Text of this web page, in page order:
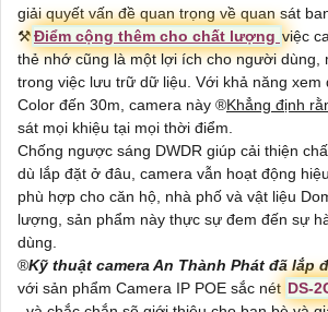
giải quyết vấn đề quan trọng về quan sát
⚒Điểm cộng thêm cho chất lượng việc
thẻ nhớ cũng là một lợi ích cho người dùng,
trong việc lưu trữ dữ liệu. Với khả năng xem
Color đến 30m, camera này ®️Khẳng định
sát mọi khiệu tại mọi thời điểm.
Chống ngược sáng DWDR giúp cải thiện
dù lắp đặt ở đâu, camera vẫn hoạt động
phù hợp cho căn hộ, nhà phố và vật liệu
lượng, sản phẩm này thực sự đem đến sự
dùng.
®️Kỹ thuật camera An Thành Phát đã lắp
với sản phẩm Camera IP POE sắc nét DS-